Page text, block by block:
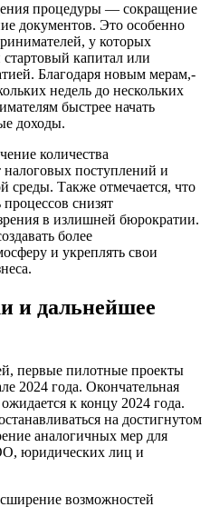
процедуры — сокращение
документов. Это особенно
у которых
стартовый капитал или
Благодаря новым мерам,-
недель до нескольких
быстрее начать
доходы.
количества
поступлений и
среды. Также отмечается, что
снизят
в излишней бюрократии.
более
и укреплять свои
и дальнейшее
первые пилотные проекты
2024 года. Окончательная
к концу 2024 года.
на достигнутом
аналогичных мер для
юридических лиц и
возможностей